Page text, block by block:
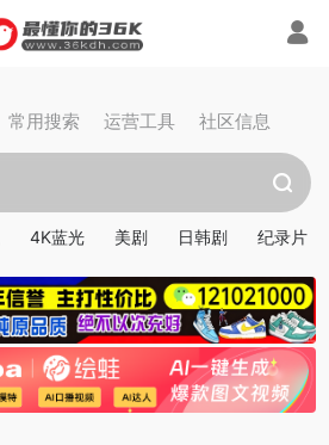
常用搜索 运营工具 社区信息
4K蓝光 美剧 日韩剧 纪录片